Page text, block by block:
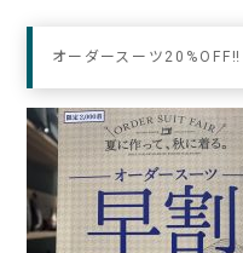
オーダースーツ20%OFF‼︎